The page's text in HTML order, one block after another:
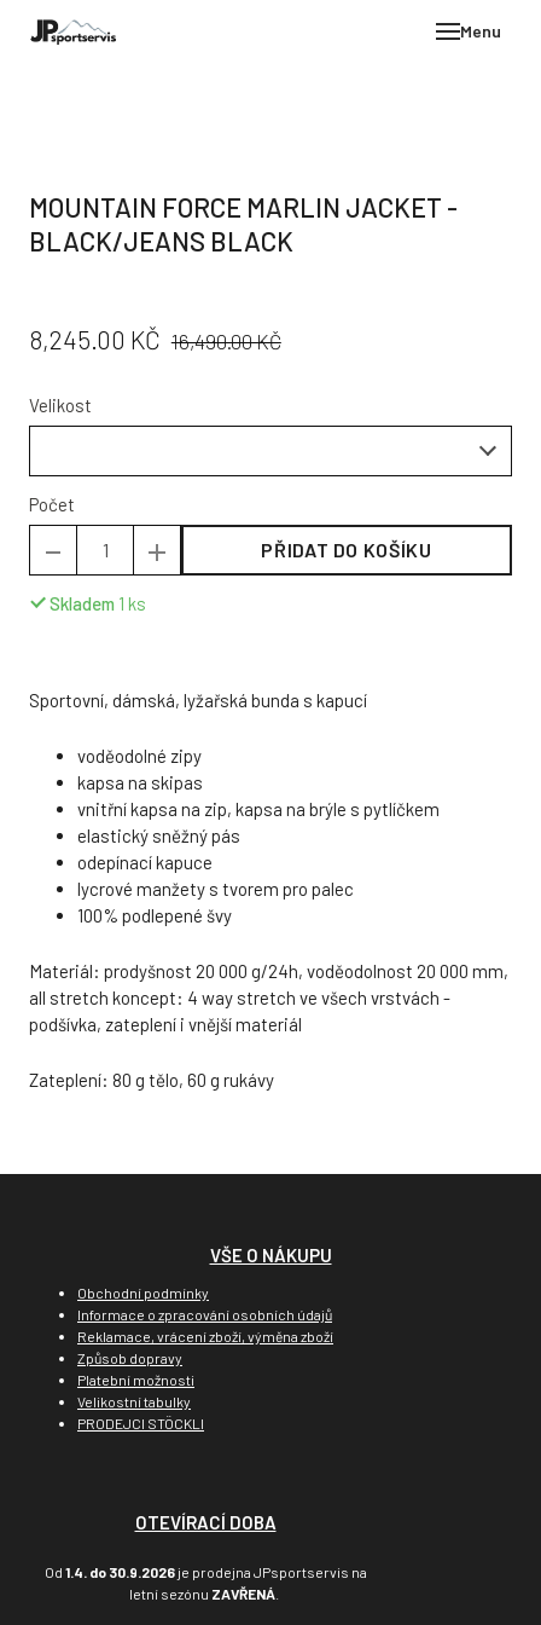
Menu
MOUNTAIN FORCE MARLIN JACKET -
BLACK/JEANS BLACK
CENA:
8,245.00 KČ PŮVODNÍ
16,490.00 KČ
Velikost
Počet
PŘIDAT DO KOŠÍKU
Skladem 1 ks
Sportovní, dámská, lyžařská bunda s kapucí
voděodolné zipy
kapsa na skipas
vnitřní kapsa na zip, kapsa na brýle s pytlíčkem
elastický sněžný pás
odepínací kapuce
lycrové manžety s tvorem pro palec
100% podlepené švy
Materiál: prodyšnost 20 000 g/24h, voděodolnost 20 000 mm,
all stretch koncept: 4 way stretch ve všech vrstvách -
podšívka, zateplení i vnější materiál
Zateplení: 80 g tělo, 60 g rukávy
VŠE O NÁKUPU
Obchodní podmínky
Informace o zpracování osobních údajů
Reklamace, vrácení zboží, výměna zboží
Způsob dopravy
Platební možnosti
Velikostní tabulky
PRODEJCI STÖCKLI
OTEVÍRACÍ DOBA
Od 1.4. do 30.9.2026je prodejna JPsportservis na
letní sezónu ZAVŘENÁ